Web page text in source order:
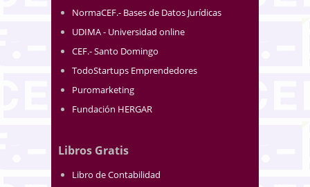
NormaCEF.- Bases de Datos Jurídicas
UDIMA - Universidad online
CEF.- Santo Domingo
TodoStartups Emprendedores
Puromarketing
Fundación HERGAR
Libros Gratis
Libro de Contabilidad